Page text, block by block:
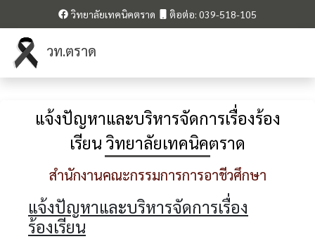
วิทยาลัยเทคนิคตราด ติอต่อ: 039-518-105
วท.ตราด
แจ้งปัญหาและบริหารจัดการเรื่องร้อง
เรียน วิทยาลัยเทคนิคตราด
สำนักงานคณะกรรมการการอาชีวศึกษา
แจ้งปัญหาและบริหารจัดการเรื่อง
ร้องเรียน